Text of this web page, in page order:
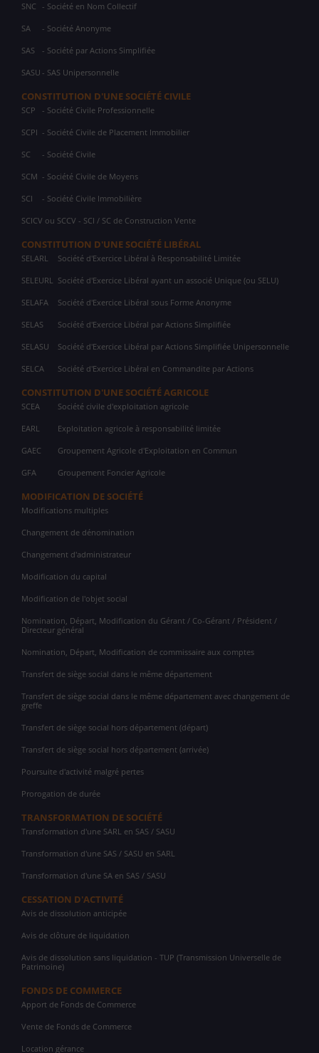
SNC - Société en Nom Collectif
SA - Société Anonyme
SAS - Société par Actions Simplifiée
SASU - SAS Unipersonnelle
CONSTITUTION D'UNE SOCIÉTÉ CIVILE
SCP - Société Civile Professionnelle
SCPI - Société Civile de Placement Immobilier
SC - Société Civile
SCM - Société Civile de Moyens
SCI - Société Civile Immobilière
SCICV ou SCCV - SCI / SC de Construction Vente
CONSTITUTION D'UNE SOCIÉTÉ LIBÉRAL
SELARL Société d'Exercice Libéral à Responsabilité Limitée
SELEURL Société d'Exercice Libéral ayant un associé Unique (ou SELU)
SELAFA Société d'Exercice Libéral sous Forme Anonyme
SELAS Société d'Exercice Libéral par Actions Simplifiée
SELASU Société d'Exercice Libéral par Actions Simplifiée Unipersonnelle
SELCA Société d'Exercice Libéral en Commandite par Actions
CONSTITUTION D'UNE SOCIÉTÉ AGRICOLE
SCEA Société civile d'exploitation agricole
EARL Exploitation agricole à responsabilité limitée
GAEC Groupement Agricole d'Exploitation en Commun
GFA Groupement Foncier Agricole
MODIFICATION DE SOCIÉTÉ
Modifications multiples
Changement de dénomination
Changement d'administrateur
Modification du capital
Modification de l'objet social
Nomination, Départ, Modification du Gérant / Co-Gérant / Président /
Directeur général
Nomination, Départ, Modification de commissaire aux comptes
Transfert de siège social dans le même département
Transfert de siège social dans le même département avec changement de
greffe
Transfert de siège social hors département (départ)
Transfert de siège social hors département (arrivée)
Poursuite d'activité malgré pertes
Prorogation de durée
TRANSFORMATION DE SOCIÉTÉ
Transformation d'une SARL en SAS / SASU
Transformation d'une SAS / SASU en SARL
Transformation d'une SA en SAS / SASU
CESSATION D'ACTIVITÉ
Avis de dissolution anticipée
Avis de clôture de liquidation
Avis de dissolution sans liquidation - TUP (Transmission Universelle de
Patrimoine)
FONDS DE COMMERCE
Apport de Fonds de Commerce
Vente de Fonds de Commerce
Location gérance